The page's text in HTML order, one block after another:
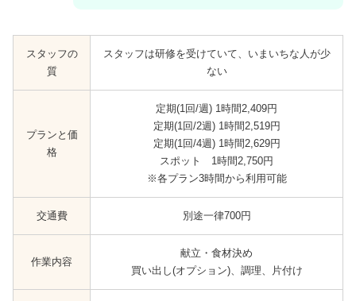
スタッフの
質
スタッフは研修を受けていて、いまいちな人が少
ない
プランと価
格
定期(1回/週) 1時間2,409円
定期(1回/2週) 1時間2,519円
定期(1回/4週) 1時間2,629円
スポット 1時間2,750円
※各プラン3時間から利用可能
交通費 別途一律700円
作業内容
献立・食材決め
買い出し(オプション)、調理、片付け